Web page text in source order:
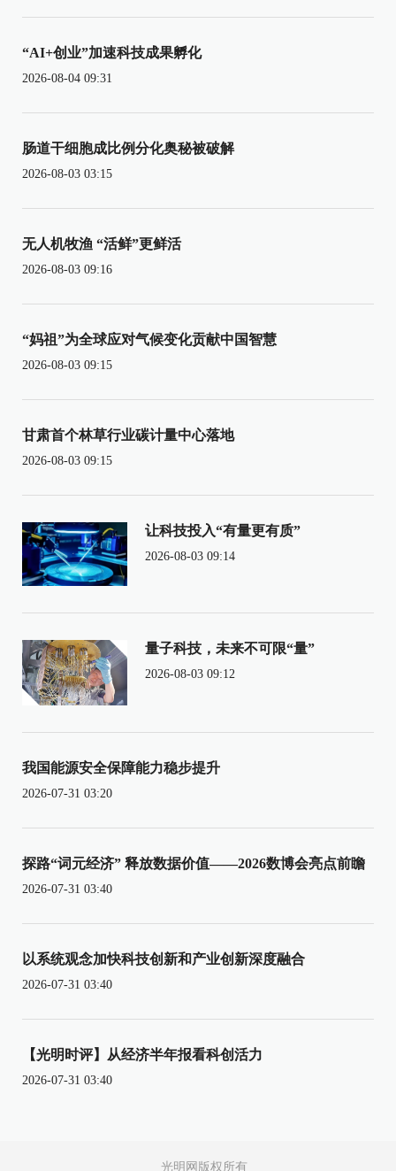
“AI+创业”加速科技成果孵化
2026-08-04 09:31
肠道干细胞成比例分化奥秘被破解
2026-08-03 03:15
无人机牧渔 “活鲜”更鲜活
2026-08-03 09:16
“妈祖”为全球应对气候变化贡献中国智慧
2026-08-03 09:15
甘肃首个林草行业碳计量中心落地
2026-08-03 09:15
让科技投入“有量更有质”
2026-08-03 09:14
量子科技，未来不可限“量”
2026-08-03 09:12
我国能源安全保障能力稳步提升
2026-07-31 03:20
探路“词元经济” 释放数据价值——2026数博会亮点前瞻
2026-07-31 03:40
以系统观念加快科技创新和产业创新深度融合
2026-07-31 03:40
【光明时评】从经济半年报看科创活力
2026-07-31 03:40
光明网版权所有